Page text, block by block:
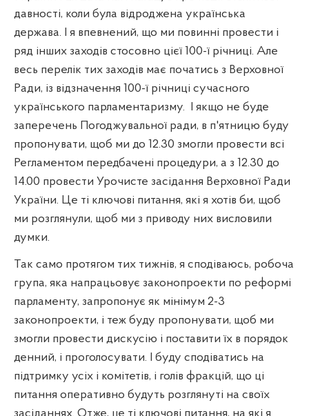
давності, коли була відроджена українська
держава. І я впевнений, що ми повинні провести і
ряд інших заходів стосовно цієї 100-ї річниці. Але
весь перелік тих заходів має початись з Верховної
Ради, із відзначення 100-ї річниці сучасного
українського парламентаризму.
І якщо не буде
заперечень Погоджувальної ради, в п'ятницю буду
пропонувати, щоб ми до 12.30 змогли провести всі
Регламентом передбачені процедури, а з 12.30 до
14.00 провести Урочисте засідання Верховної Ради
України. Це ті ключові питання, які я хотів би, щоб
ми розглянули, щоб ми з приводу них висловили
думки.
Так само протягом тих тижнів, я сподіваюсь, робоча
група, яка напрацьовує законопроекти по реформі
парламенту, запропонує як мінімум 2-3
законопроекти, і теж буду пропонувати, щоб ми
змогли провести дискусію і поставити їх в порядок
денний, і проголосувати. І буду сподіватись на
підтримку усіх і комітетів, і голів фракцій, що ці
питання оперативно будуть розглянуті на своїх
засіданнях. Отже, це ті ключові питання, на які я